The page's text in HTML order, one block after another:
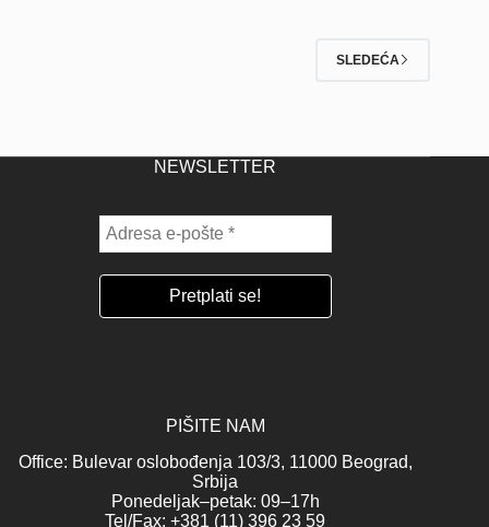
SLEDEĆA
NEWSLETTER
PIŠITE NAM
Office: Bulevar oslobođenja 103/3, 11000 Beograd,
Srbija
Ponedeljak–petak: 09–17h
Tel/Fax: +381 (11) 396 23 59